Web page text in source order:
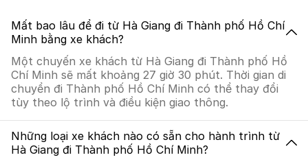
Mất bao lâu để đi từ Hà Giang đi Thành phố Hồ Chí
Minh bằng xe khách?
Một chuyến xe khách từ Hà Giang đi Thành phố Hồ
Chí Minh sẽ mất khoảng 27 giờ 30 phút. Thời gian di
chuyển đi Thành phố Hồ Chí Minh có thể thay đổi
tùy theo lộ trình và điều kiện giao thông.
Những loại xe khách nào có sẵn cho hành trình từ
Hà Giang đi Thành phố Hồ Chí Minh?